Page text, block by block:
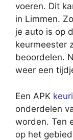
voeren. Dit
in Limmen.
je auto is op
keurmeester
beoordelen.
weer een
Een APK
onderdelen
worden. Ten
op het